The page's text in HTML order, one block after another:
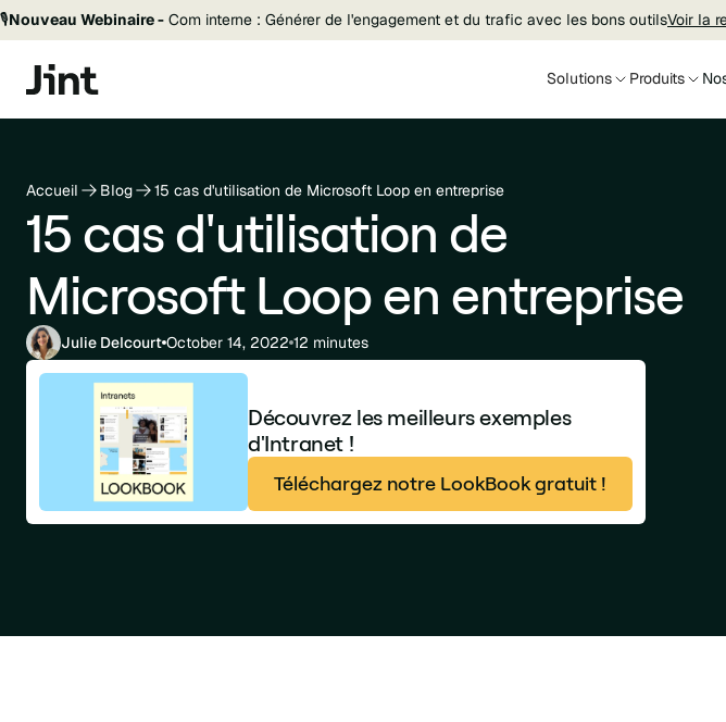
🎙️Nouveau Webinaire - Com interne : Générer de l'engagement et du trafic avec les bons outilsVoir la
Solutions Produits
Accueil Blog 15 cas d'utilisation de Microsoft Loop en entreprise
15 cas d'utilisation de
Microsoft Loop en entreprise
Julie Delcourt October 14, 2022 12 minutes
Découvrez les meilleurs exemples
d'Intranet !
Téléchargez notre LookBook gratuit !